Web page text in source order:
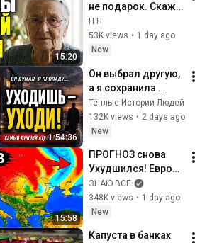
15:20
не подарок. Скажу
правду, которую
все скрывают.
H H
53K views • 1 day ago
New
1:54:36
Он выбрал другую,
а я сохранила
гордость и
отпустила его
Тёплые Истории Людей
132K views • 2 days ago
New
15:58
ПРОГНОЗ снова
Ухудшился! Европу
и Россию ждут
резкие перемены.
Новый удар на
ЗНАЮ ВСЁ
348K views • 1 day ago
New
Капуста в банках